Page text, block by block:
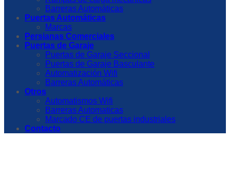
Barreras Automáticas
Puertas Automáticas
Marcas
Persianas Comerciales
Puertas de Garaje
Puertas de Garaje Seccional
Puertas de Garaje Basculante
Automatización Wifi
Barreras Automáticas
Otros
Automatismos Wifi
Barreras Automaticas
Marcado CE de puertas industriales
Contacto